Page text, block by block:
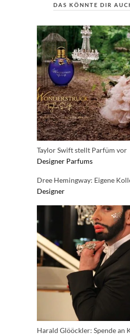
DAS KÖNNTE DIR
Taylor Swift stellt Parfüm vor
Designer Parfums
Dree Hemingway: Eigene
Designer
Harald Glööckler: Spende an